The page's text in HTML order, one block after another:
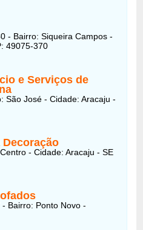
- Bairro: Siqueira Campos -
49075-370
e Serviços de
São José - Cidade: Aracaju -
Decoração
- Cidade: Aracaju - SE
Bairro: Ponto Novo -